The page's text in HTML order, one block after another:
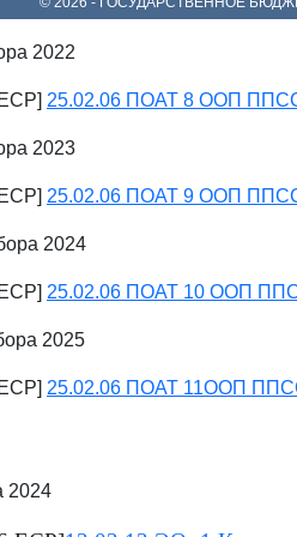
2022
25.02.06 ПОАТ 8 ООП
2023
25.02.06 ПОАТ 9 ООП
2024
25.02.06 ПОАТ 10 ООП
2025
25.02.06 ПОАТ 11ООП
2024